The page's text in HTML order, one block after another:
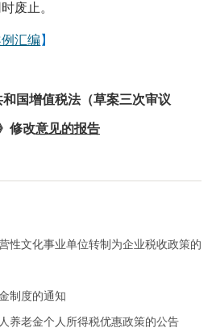
废止。
汇编 】
国增值税法（草案三次审议
修改意见的报告
性文化事业单位转制为企业税收政策的
制度的通知
养老金个人所得税优惠政策的公告